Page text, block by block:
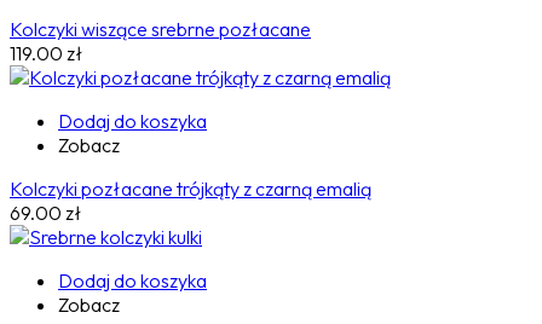
Kolczyki wiszące srebrne pozłacane
119.00 zł
Dodaj do koszyka
Zobacz
Kolczyki pozłacane trójkąty z czarną emalią
69.00 zł
Dodaj do koszyka
Zobacz